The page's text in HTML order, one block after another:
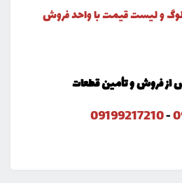
و لیست قیمت با واحد فروش
-
09199217210